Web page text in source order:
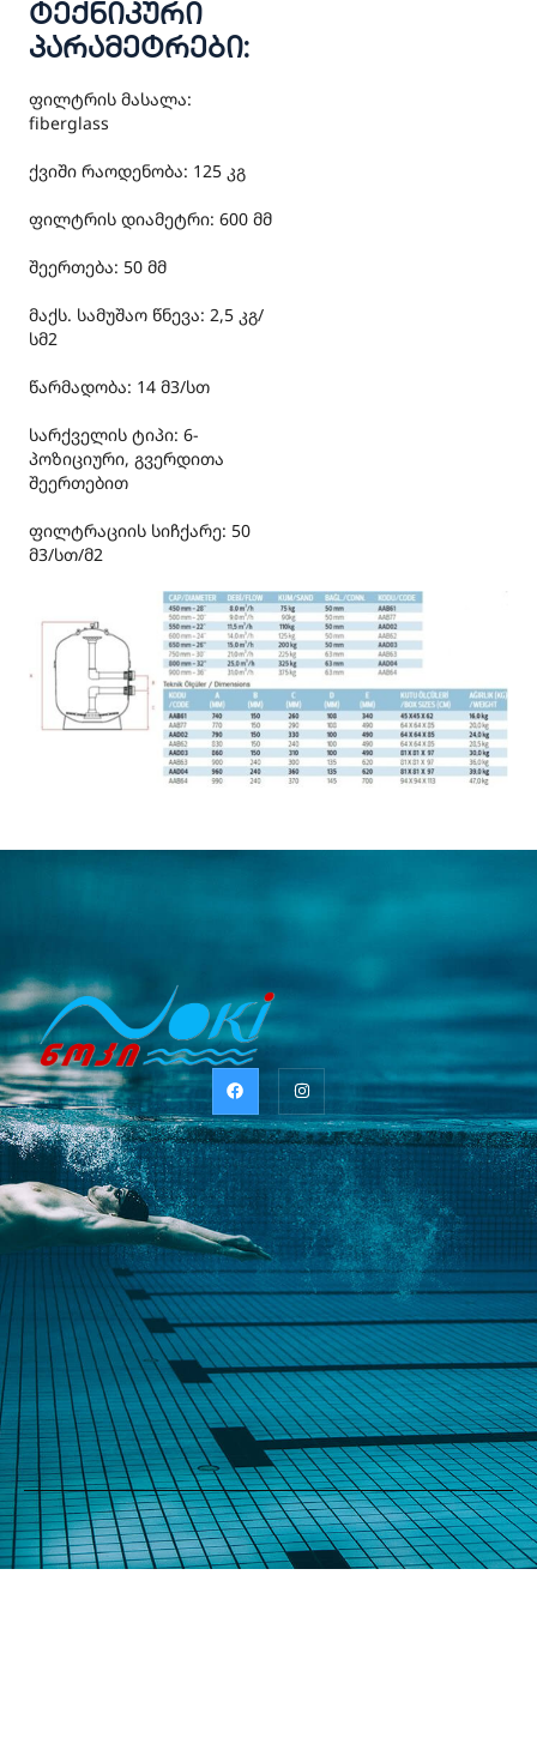
ტექნიკური
პარამეტრები:
ფილტრის მასალა:
fiberglass
ქვიში რაოდენობა: 125 კგ
ფილტრის დიამეტრი: 600 მმ
შეერთება: 50 მმ
მაქს. სამუშაო წნევა: 2,5 კგ/
სმ2
წარმადობა: 14 მ3/სთ
სარქველის ტიპი: 6-
პოზიციური, გვერდითა
შეერთებით
ფილტრაციის სიჩქარე: 50
მ3/სთ/მ2